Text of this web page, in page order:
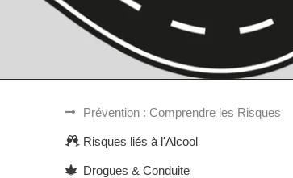
Prévention : Comprendre les Risques
Risques liés à l'Alcool
Drogues & Conduite